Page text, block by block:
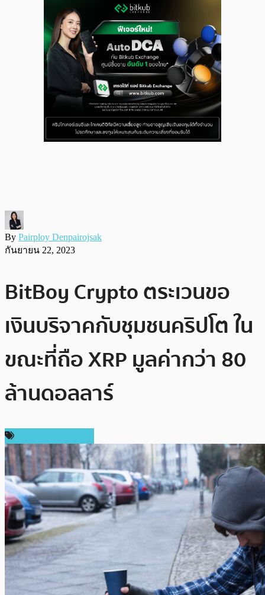
By Pairploy Denpairojsak
กันยายน 22, 2023
BitBoy Crypto ตระเวนขอ
เงินบริจาคกับชุมชนคริปโต ใน
ขณะที่ถือ XRP มูลค่ากว่า 80
ล้านดอลลาร์